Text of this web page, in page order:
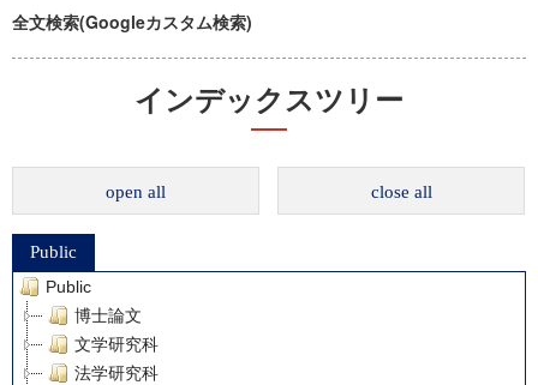
全文検索(Googleカスタム検索)
インデックスツリー
open all close all
Public
Public
博士論文
文学研究科
法学研究科